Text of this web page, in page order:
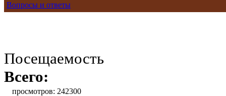
Вопросы и ответы
Посещаемость
Всего:
просмотров: 242300